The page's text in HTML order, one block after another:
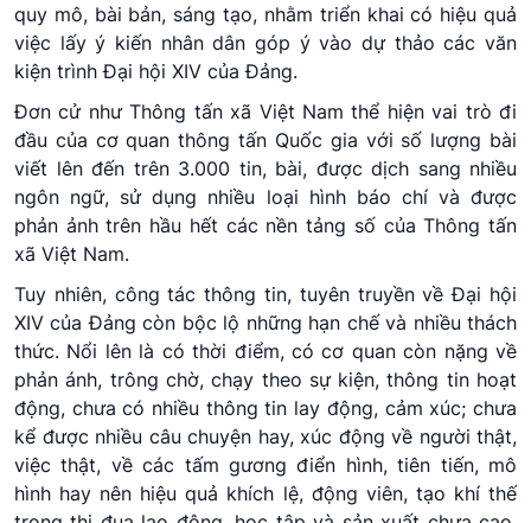
quy mô, bài bản, sáng tạo, nhằm triển khai có hiệu quả
việc lấy ý kiến nhân dân góp ý vào dự thảo các văn
kiện trình Đại hội XIV của Đảng.
Đơn cử như Thông tấn xã Việt Nam thể hiện vai trò đi
đầu của cơ quan thông tấn Quốc gia với số lượng bài
viết lên đến trên 3.000 tin, bài, được dịch sang nhiều
ngôn ngữ, sử dụng nhiều loại hình báo chí và được
phản ảnh trên hầu hết các nền tảng số của Thông tấn
xã Việt Nam.
Tuy nhiên, công tác thông tin, tuyên truyền về Đại hội
XIV của Đảng còn bộc lộ những hạn chế và nhiều thách
thức. Nổi lên là có thời điểm, có cơ quan còn nặng về
phản ánh, trông chờ, chạy theo sự kiện, thông tin hoạt
động, chưa có nhiều thông tin lay động, cảm xúc; chưa
kể được nhiều câu chuyện hay, xúc động về người thật,
việc thật, về các tấm gương điển hình, tiên tiến, mô
hình hay nên hiệu quả khích lệ, động viên, tạo khí thế